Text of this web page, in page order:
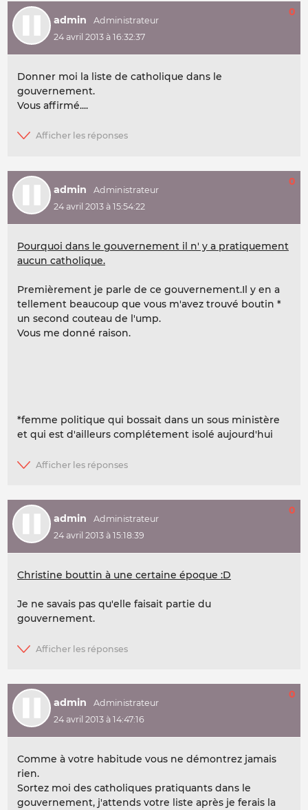
admin
24 avril 2013 à 16:32:37
0
Donner moi la liste de catholique dans le
gouvernement.
Vous affirmé....
admin
24 avril 2013 à 15:54:22
0
Pourquoi dans le gouvernement il n' y a pratiquement
aucun catholique.
Premièrement je parle de ce gouvernement.Il y en a
tellement beaucoup que vous m'avez trouvé boutin *
un second couteau de l'ump.
Vous me donné raison.
*femme politique qui bossait dans un sous ministère
et qui est d'ailleurs complétement isolé aujourd'hui
admin
24 avril 2013 à 15:18:39
0
Christine bouttin à une certaine époque :D
Je ne savais pas qu'elle faisait partie du
gouvernement.
admin
24 avril 2013 à 14:47:16
0
Comme à votre habitude vous ne démontrez jamais
rien.
Sortez moi des catholiques pratiquants dans le
gouvernement, j'attends votre liste après je ferais la